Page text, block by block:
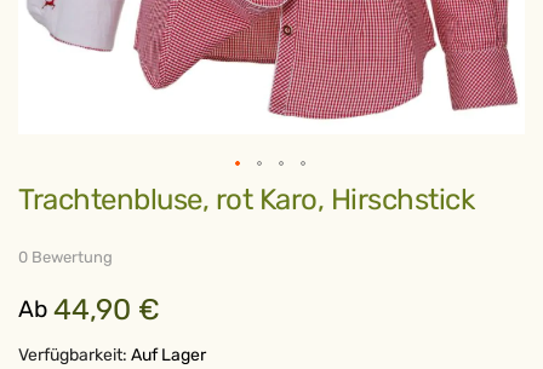
Zum
Anfang
springen
Trachtenbluse, rot Karo, Hirschstick
0 Bewertung
Ab 44,90 €
Verfügbarkeit: Auf Lager